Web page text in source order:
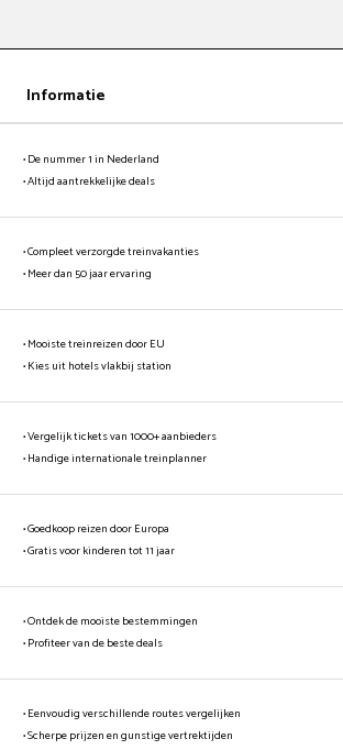
Informatie
• De nummer 1 in Nederland
• Altijd aantrekkelijke deals
• Compleet verzorgde treinvakanties
• Meer dan 50 jaar ervaring
• Mooiste treinreizen door EU
• Kies uit hotels vlakbij station
• Vergelijk tickets van 1000+ aanbieders
• Handige internationale treinplanner
• Goedkoop reizen door Europa
• Gratis voor kinderen tot 11 jaar
• Ontdek de mooiste bestemmingen
• Profiteer van de beste deals
• Eenvoudig verschillende routes vergelijken
• Scherpe prijzen en gunstige vertrektijden